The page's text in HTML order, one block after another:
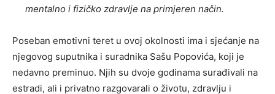
mentalno i fizičko zdravlje na primjeren način.
Poseban emotivni teret u ovoj okolnosti ima i sjećanje na
njegovog suputnika i suradnika Sašu Popovića, koji je
nedavno preminuo. Njih su dvoje godinama surađivali na
estradi, ali i privatno razgovarali o životu, zdravlju i